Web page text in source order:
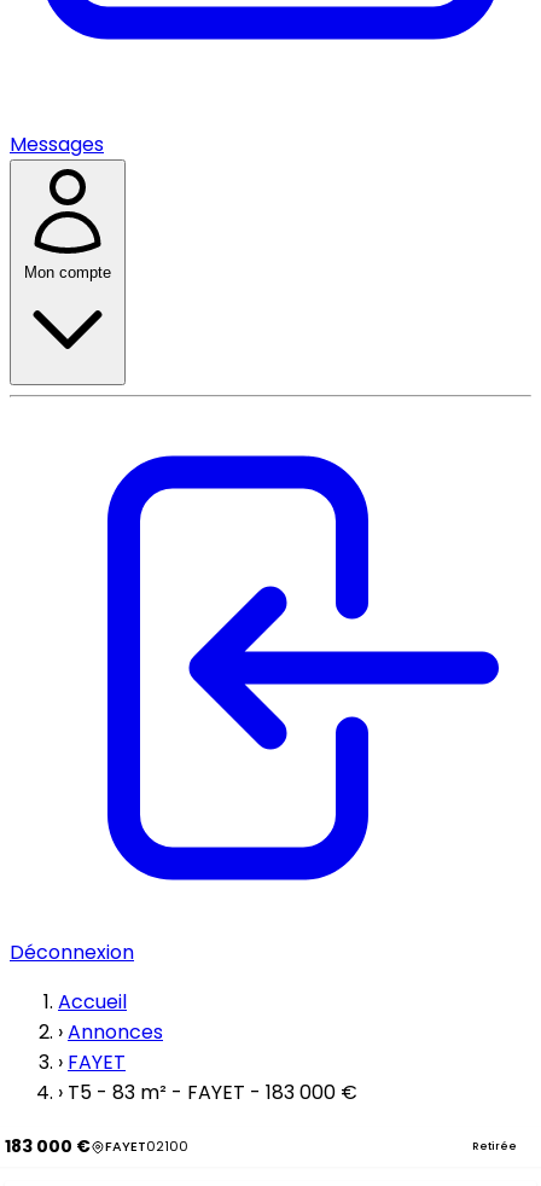
Messages
Mon compte
Déconnexion
Accueil
›Annonces
› FAYET
› T5 - 83 m² - FAYET - 183 000 €
183 000 € FAYET02100 Retirée